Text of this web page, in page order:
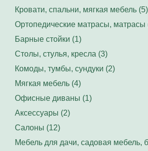
Кровати, спальни, мягкая мебель (5)
Ортопедические матрасы, матрасы
Барные стойки (1)
Столы, стулья, кресла (3)
Комоды, тумбы, сундуки (2)
Мягкая мебель (4)
Офисные диваны (1)
Аксессуары (2)
Салоны (12)
Мебель для дачи, садовая мебель,